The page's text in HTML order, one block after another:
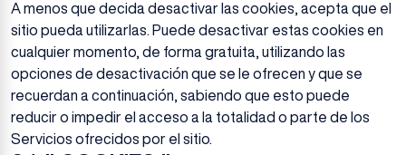
A menos que decida desactivar las cookies, acepta que el
sitio pueda utilizarlas. Puede desactivar estas cookies en
cualquier momento, de forma gratuita, utilizando las
opciones de desactivación que se le ofrecen y que se
recuerdan a continuación, sabiendo que esto puede
reducir o impedir el acceso a la totalidad o parte de los
Servicios ofrecidos por el sitio.